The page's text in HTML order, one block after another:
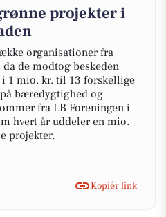
projekter i
organisationer fra
de modtog beskeden
i 1 mio. kr. til 13 forskellige
bæredygtighed og
fra LB Foreningen i
hvert år uddeler en mio.
projekter.
Kopiér link